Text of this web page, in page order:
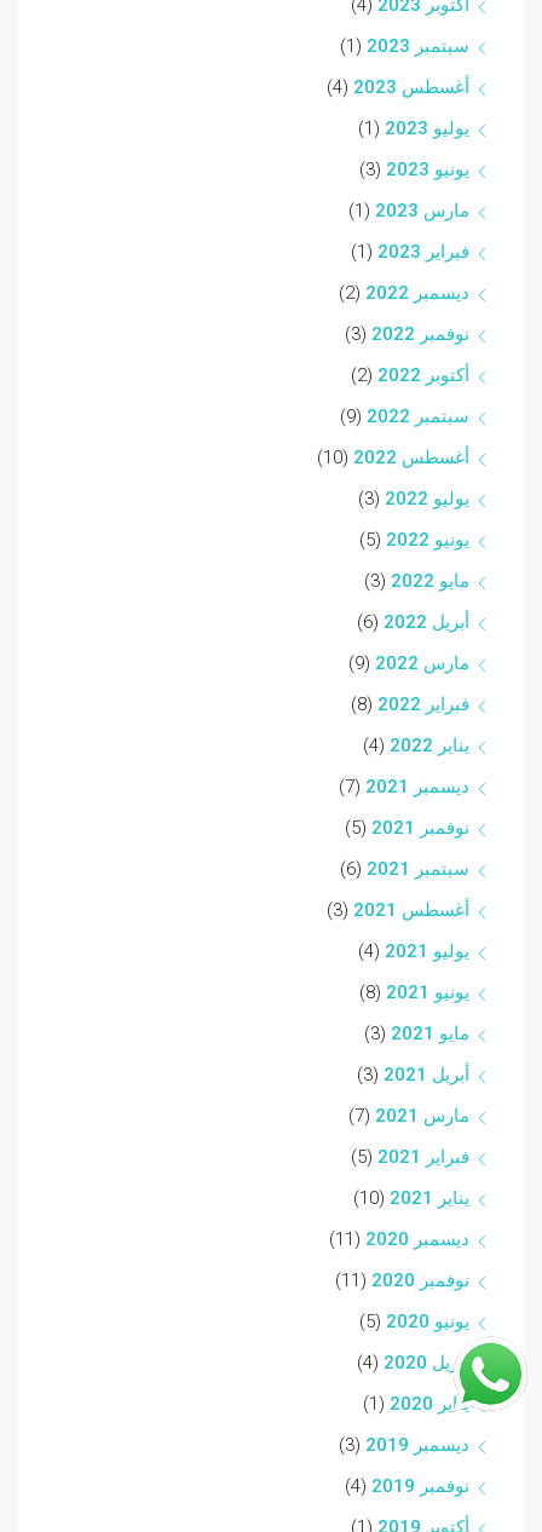
أكتوبر 2023
(4)
سبتمبر 2023
(1)
أغسطس 2023
(4)
يوليو 2023
(1)
يونيو 2023
(3)
مارس 2023
(1)
فبراير 2023
(1)
ديسمبر 2022
(2)
نوفمبر 2022
(3)
أكتوبر 2022
(2)
سبتمبر 2022
(9)
أغسطس 2022
(10)
يوليو 2022
(3)
يونيو 2022
(5)
مايو 2022
(3)
أبريل 2022
(6)
مارس 2022
(9)
فبراير 2022
(8)
يناير 2022
(4)
ديسمبر 2021
(7)
نوفمبر 2021
(5)
سبتمبر 2021
(6)
أغسطس 2021
(3)
يوليو 2021
(4)
يونيو 2021
(8)
مايو 2021
(3)
أبريل 2021
(3)
مارس 2021
(7)
فبراير 2021
(5)
يناير 2021
(10)
ديسمبر 2020
(11)
نوفمبر 2020
(11)
يونيو 2020
(5)
أبريل 2020
(4)
يناير 2020
(1)
ديسمبر 2019
(3)
نوفمبر 2019
(4)
أكتوبر 2019
(1)